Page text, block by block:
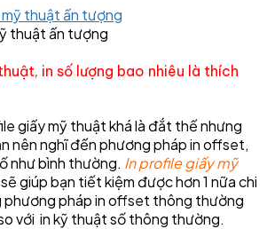
thuật ấn tượng
in số lượng bao nhiêu là thích
giấy mỹ thuật khá là đắt thế nhưng
nên nghĩ đến phương pháp in offset,
như bình thường. In profile giấy mỹ
giúp bạn tiết kiệm được hơn 1 nữa chi
phương pháp in offset thông thường
với in kỹ thuật số thông thường.